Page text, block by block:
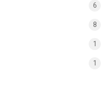
6
8
1
1